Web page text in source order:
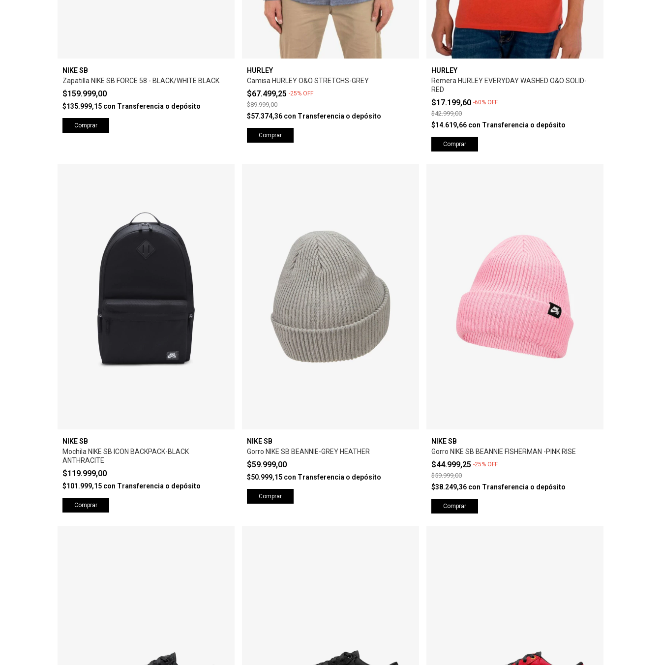
NIKE SB
Zapatilla NIKE SB FORCE 58 - BLACK/WHITE BLACK
$159.999,00
$135.999,15 con Transferencia o depósito
Comprar
HURLEY
Camisa HURLEY O&O STRETCHS-GREY
$67.499,25 -25% OFF
$89.999,00
$57.374,36 con Transferencia o depósito
Comprar
HURLEY
Remera HURLEY EVERYDAY WASHED O&O SOLID-
RED
$17.199,60 -60% OFF
$42.999,00
$14.619,66 con Transferencia o depósito
Comprar
NIKE SB
Mochila NIKE SB ICON BACKPACK-BLACK
ANTHRACITE
$119.999,00
$101.999,15 con Transferencia o depósito
Comprar
NIKE SB
Gorro NIKE SB BEANNIE-GREY HEATHER
$59.999,00
$50.999,15 con Transferencia o depósito
Comprar
NIKE SB
Gorro NIKE SB BEANNIE FISHERMAN -PINK RISE
$44.999,25 -25% OFF
$59.999,00
$38.249,36 con Transferencia o depósito
Comprar